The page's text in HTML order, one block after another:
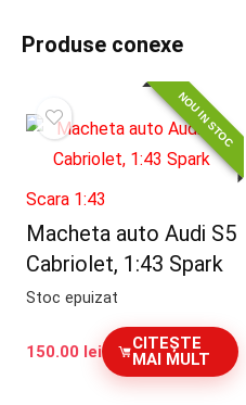
Produse conexe
NOU IN STOC
Scara 1:43
Macheta auto Audi S5
Cabriolet, 1:43 Spark
Stoc epuizat
150.00 lei
CITEȘTE
MAI MULT